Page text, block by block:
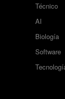
Técnico
AI
Biología
Software